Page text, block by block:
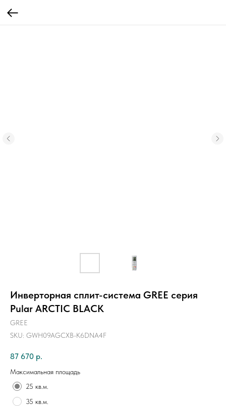
Инверторная сплит-система GREE серия
Pular ARCTIC BLACK
GREE
SKU: GWH09AGCXB-K6DNA4F
87 670 р.
Максимальная площадь
25 кв.м.
35 кв.м.